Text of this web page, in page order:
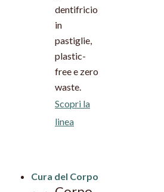
dentifricio
in
pastiglie,
plastic-
free e zero
waste.
Scopri la
linea
Cura del Corpo